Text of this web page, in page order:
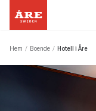
Hem / Boende / Hotell i Åre